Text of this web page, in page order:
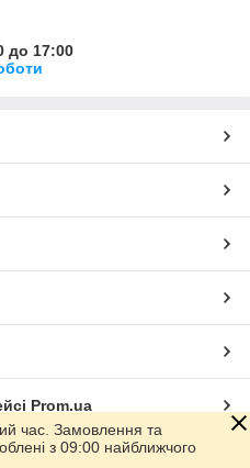
до 17:00
Prom.ua
час. Замовлення та
з 09:00 найближчого